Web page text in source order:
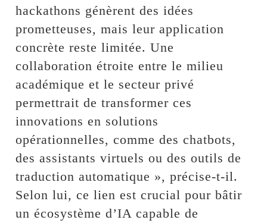
hackathons génèrent des idées
prometteuses, mais leur application
concrète reste limitée. Une
collaboration étroite entre le milieu
académique et le secteur privé
permettrait de transformer ces
innovations en solutions
opérationnelles, comme des chatbots,
des assistants virtuels ou des outils de
traduction automatique », précise-t-il.
Selon lui, ce lien est crucial pour bâtir
un écosystème d’IA capable de